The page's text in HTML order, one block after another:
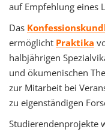
auf Empfehlung eines
Das
ermöglicht Praktika
halbjährigen
und ökumenischen
zur Mitarbeit bei
zu eigenständigen
Studierendenprojekte